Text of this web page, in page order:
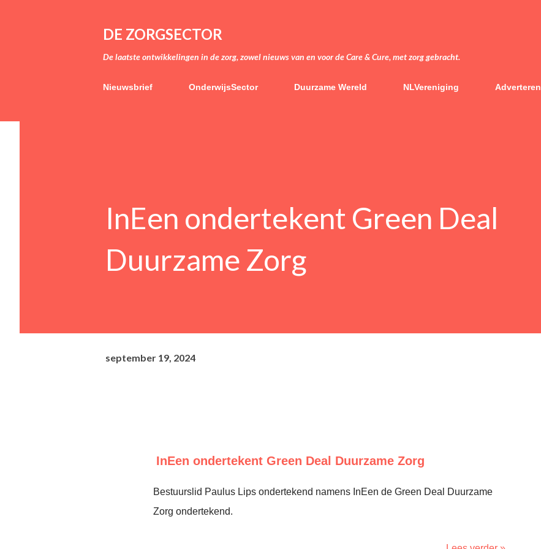
DE ZORGSECTOR
De laatste ontwikkelingen in de zorg, zowel nieuws van en voor de Care & Cure, met zorg gebracht.
Nieuwsbrief OnderwijsSector Duurzame Wereld NLVereniging Adverteren
InEen ondertekent Green Deal
Duurzame Zorg
september 19, 2024
InEen ondertekent Green Deal Duurzame Zorg
Bestuurslid Paulus Lips ondertekend namens InEen de Green Deal Duurzame
Zorg ondertekend.